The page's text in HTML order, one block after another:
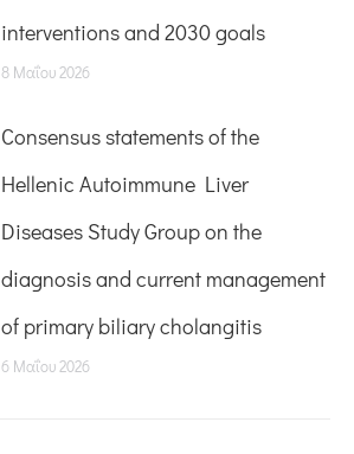
interventions and 2030 goals
8 Μαΐου 2026
Consensus statements of the
Hellenic Autoimmune Liver
Diseases Study Group on the
diagnosis and current management
of primary biliary cholangitis
6 Μαΐου 2026